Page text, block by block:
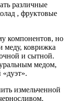
различные
, фруктовые
компонентов, но
меду, коврижка
и сытной.
медом,
измельченной